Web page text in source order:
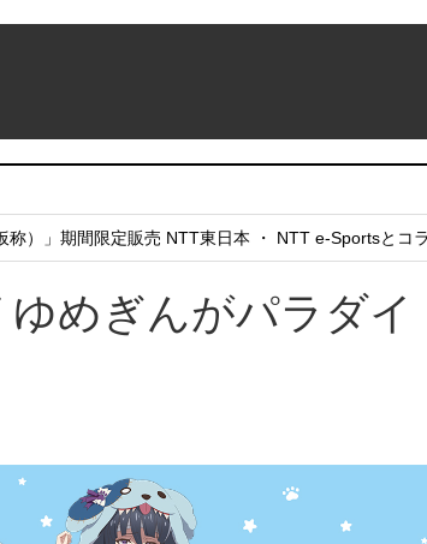
ス移行のお知らせ
称）」期間限定販売 NTT東日本 ・ NTT e-Sportsとコ
めぎんがパラダイ